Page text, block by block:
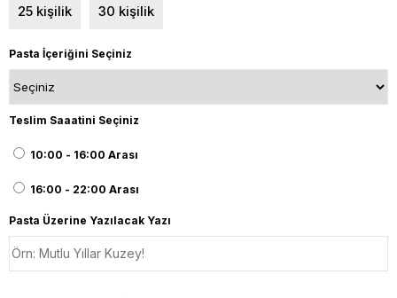
25 kişilik 30 kişilik
Pasta İçeriğini Seçiniz
Teslim Saaatini Seçiniz
10:00 - 16:00 Arası
16:00 - 22:00 Arası
Pasta Üzerine Yazılacak Yazı